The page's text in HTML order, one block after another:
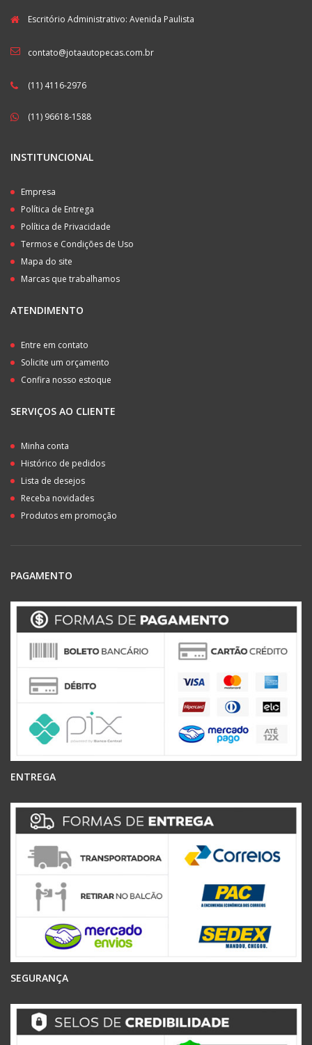
Escritório Administrativo: Avenida Paulista
contato@jotaautopecas.com.br
(11) 4116-2976
(11) 96618-1588
INSTITUNCIONAL
Empresa
Política de Entrega
Política de Privacidade
Termos e Condições de Uso
Mapa do site
Marcas que trabalhamos
ATENDIMENTO
Entre em contato
Solicite um orçamento
Confira nosso estoque
SERVIÇOS AO CLIENTE
Minha conta
Histórico de pedidos
Lista de desejos
Receba novidades
Produtos em promoção
PAGAMENTO
ENTREGA
SEGURANÇA